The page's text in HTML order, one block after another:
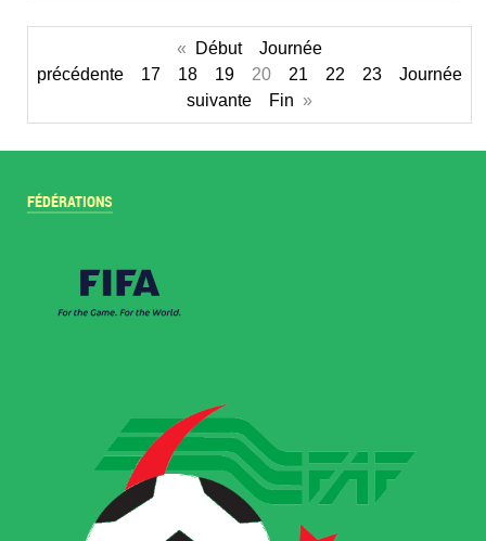
« Début
Journée
précédente
17 18 19 20 21 22 23
Journée
suivante
Fin »
FÉDÉRATIONS